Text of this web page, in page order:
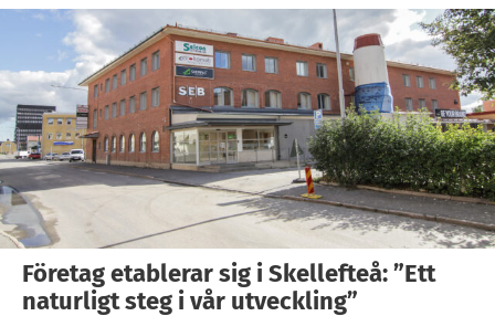
Företag etablerar sig i Skellefteå: ”Ett
naturligt steg i vår utveckling”